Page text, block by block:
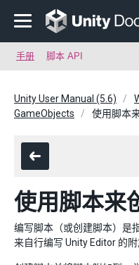
手册 脚本 API
Unity User Manual (5.6)
GameObjects
使用脚本
使用脚本来
编写脚本（或创建脚本）是
来自行编写 Unity Editor 的附